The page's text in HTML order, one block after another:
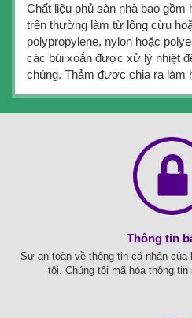
Chất liệu phủ sàn nhà bao gồm
trên thường làm từ lông cừu
polypropylene, nylon hoặc
các búi xoắn được xử lý nhiệt
chúng. Thảm được chia ra làm
Thông tin
Sự an toàn về thông tin cá nhân của
tôi. Chúng tôi mã hóa thông tin